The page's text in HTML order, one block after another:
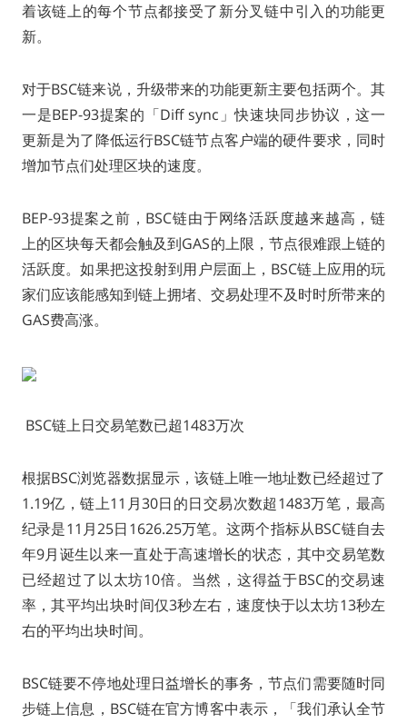
着该链上的每个节点都接受了新分叉链中引入的功能更
新。
对于BSC链来说，升级带来的功能更新主要包括两个。其
一是BEP-93提案的「Diff sync」快速块同步协议，这一
更新是为了降低运行BSC链节点客户端的硬件要求，同时
增加节点们处理区块的速度。
BEP-93提案之前，BSC链由于网络活跃度越来越高，链
上的区块每天都会触及到GAS的上限，节点很难跟上链的
活跃度。如果把这投射到用户层面上，BSC链上应用的玩
家们应该能感知到链上拥堵、交易处理不及时时所带来的
GAS费高涨。
BSC链上日交易笔数已超1483万次
根据BSC浏览器数据显示，该链上唯一地址数已经超过了
1.19亿，链上11月30日的日交易次数超1483万笔，最高
纪录是11月25日1626.25万笔。这两个指标从BSC链自去
年9月诞生以来一直处于高速增长的状态，其中交易笔数
已经超过了以太坊10倍。当然，这得益于BSC的交易速
率，其平均出块时间仅3秒左右，速度快于以太坊13秒左
右的平均出块时间。
BSC链要不停地处理日益增长的事务，节点们需要随时同
步链上信息，BSC链在官方博客中表示，「我们承认全节